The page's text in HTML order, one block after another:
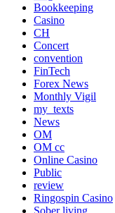
Bookkeeping
Casino
CH
Concert
convention
FinTech
Forex News
Monthly Vigil
my_texts
News
OM
OM cc
Online Casino
Public
review
Ringospin Casino
Sober living